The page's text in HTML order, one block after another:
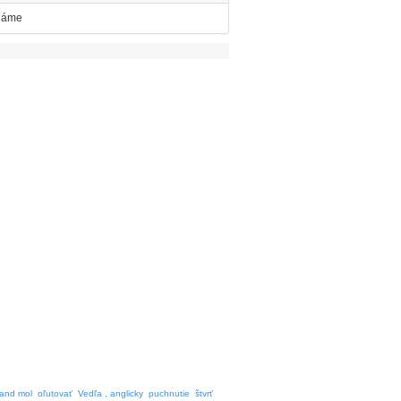
mol oľutovať Vedľa , anglicky puchnutie štvrť